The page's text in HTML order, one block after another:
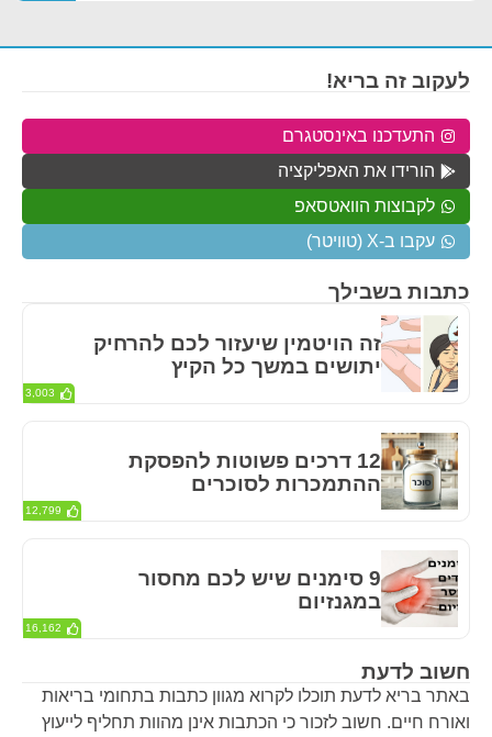
חשוב לדעת
באתר בריא לדעת תוכלו לקרוא מגוון כתבות בתחומי בריאות
ואורח חיים. חשוב לזכור כי הכתבות אינן מהוות תחליף לייעוץ
כתבות בשבילך
זה הויטמין שיעזור לכם להרחיק
יתושים במשך כל הקיץ
3,003
12 דרכים פשוטות להפסקת
ההתמכרות לסוכרים
12,799
9 סימנים שיש לכם מחסור
במגנזיום
16,162
לעקוב זה בריא!
התעדכנו באינסטגרם
הורידו את האפליקציה
לקבוצות הוואטסאפ
עקבו ב-X (טוויטר)